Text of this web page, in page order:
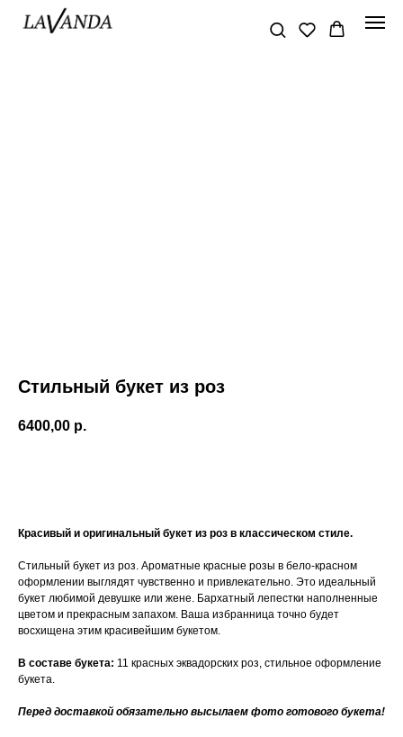
Стильный букет из роз
6400,00 р.
Красивый и оригинальный букет из роз в классическом стиле.
Стильный букет из роз. Ароматные красные розы в бело-красном
оформлении выглядят чувственно и привлекательно. Это идеальный
букет любимой девушке или жене. Бархатный лепестки наполненные
цветом и прекрасным запахом. Ваша избранница точно будет
восхищена этим красивейшим букетом.
В составе букета: 11 красных эквадорских роз, стильное оформление
букета.
Перед доставкой обязательно высылаем фото готового букета!